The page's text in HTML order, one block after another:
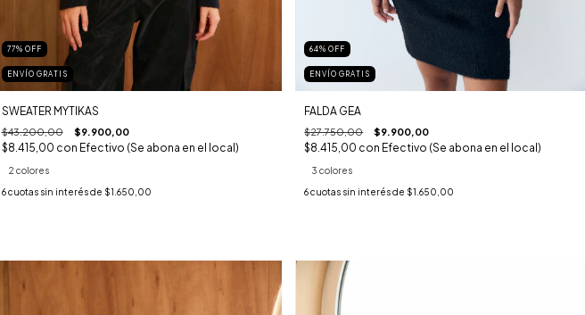
77% OFF
ENVÍO GRATIS
SWEATER MYTIKAS
$43.200,00 $9.900,00
$8.415,00 con Efectivo (Se abona en el local)
2 colores
6 cuotas sin interés de $1.650,00
64%OFF
ENVÍO GRATIS
FALDA GEA
$27.750,00 $9.900,00
$8.415,00 con Efectivo (Se abona en el local)
3 colores
6cuotas sin interés de $1.650,00